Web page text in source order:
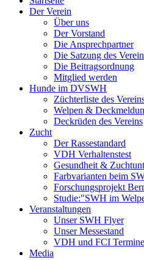
Der Verein
Über uns
Der Vorstand
Die Ansprechpartner
Die Satzung des
Die Beitragsordnung
Mitglied werden
Hunde im DVSWH
Züchterliste des
Welpen &
Deckrüden des Vereins
Zucht
Der Rassestandard
VDH Verhaltenstest
Gesundheit &
Farbvarianten beim
Forschungsprojekt
Studie:"SWH im
Veranstaltungen
Unser SWH Flyer
Unser Messestand
VDH und FCI Termine
Media